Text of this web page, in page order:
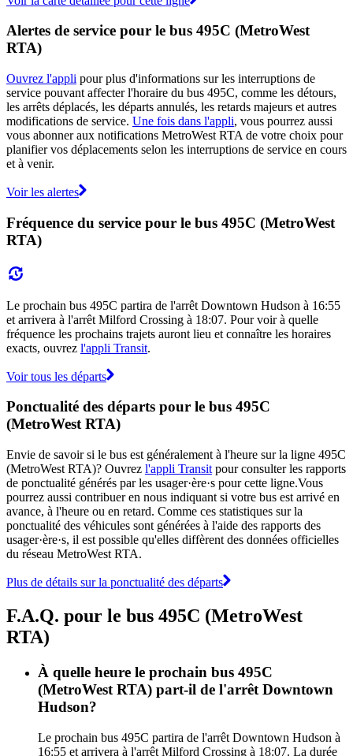
Alertes de service pour le bus 495C (MetroWest
RTA)
Ouvrez l'appli pour plus d'informations sur les interruptions de
service pouvant affecter l'horaire du bus 495C, comme les détours,
les arrêts déplacés, les départs annulés, les retards majeurs et autres
modifications de service. Une fois dans l'appli, vous pourrez aussi
vous abonner aux notifications MetroWest RTA de votre choix pour
planifier vos déplacements selon les interruptions de service en cours
et à venir.
Voir les alertes
Fréquence du service pour le bus 495C (MetroWest
RTA)
Le prochain bus 495C partira de l'arrêt Downtown Hudson à 16:55
et arrivera à l'arrêt Milford Crossing à 18:07. Pour voir à quelle
fréquence les prochains trajets auront lieu et connaître les horaires
exacts, ouvrez l'appli Transit.
Voir tous les départs
Ponctualité des départs pour le bus 495C
(MetroWest RTA)
Envie de savoir si le bus est généralement à l'heure sur la ligne 495C
(MetroWest RTA)? Ouvrez l'appli Transit pour consulter les rapports
de ponctualité générés par les usager·ère·s pour cette ligne.Vous
pourrez aussi contribuer en nous indiquant si votre bus est arrivé en
avance, à l'heure ou en retard. Comme ces statistiques sur la
ponctualité des véhicules sont générées à l'aide des rapports des
usager·ère·s, il est possible qu'elles diffèrent des données officielles
du réseau MetroWest RTA.
Plus de détails sur la ponctualité des départs
F.A.Q. pour le bus 495C (MetroWest
RTA)
À quelle heure le prochain bus 495C
(MetroWest RTA) part-il de l'arrêt Downtown
Hudson?
Le prochain bus 495C partira de l'arrêt Downtown Hudson à
16:55 et arrivera à l'arrêt Milford Crossing à 18:07. La durée